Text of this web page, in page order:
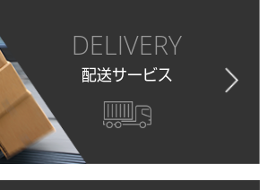
DELIVERY
配送サービス